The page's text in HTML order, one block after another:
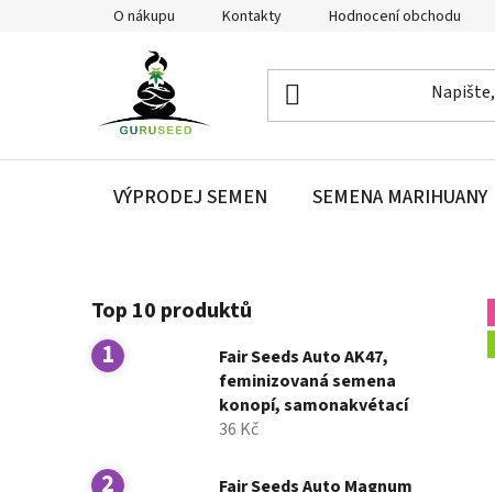
O nákupu Kontakty Hodnocení obchodu
VÝPRODEJ SEMEN SEMENA MARIHUANY
o
s
t
n
Top 10 produktů
Fair Seeds Auto AK47,
feminizovaná semena
konopí, samonakvétací
36 Kč
Fair Seeds Auto Magnum